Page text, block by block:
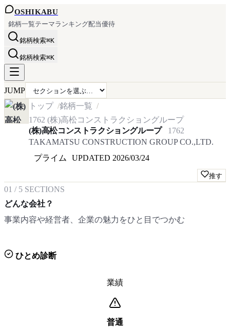
OSHIKABU
銘柄一覧テーマランキング配当優待
銘柄検索⌘K
銘柄検索⌘K
JUMP
トップ
銘柄一覧
1762 (株)高松コンストラクショングループ
(株)高松コンストラクショングループ
1762
TAKAMATSU CONSTRUCTION GROUP CO.,LTD.
プライム
UPDATED 2026/03/24
推す
01 / 5 SECTIONS
どんな会社？
事業内容や経営者、企業の魅力をひと目でつかむ
ひとめ診断
業績
普通